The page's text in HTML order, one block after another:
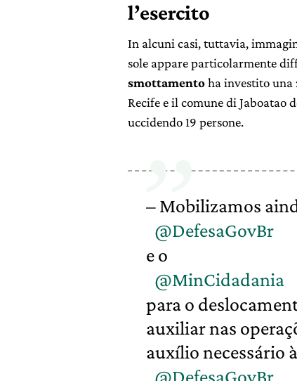
l’esercito
In alcuni casi, tuttavia,
sole appare particolarmente
smottamentoha investito una
Recife e il comune di Jaboatao
uccidendo 19 persone.
– Mobilizamos
@DefesaGovBr
e o
@MinCidadania
para o
auxiliar nas
auxílio necessário